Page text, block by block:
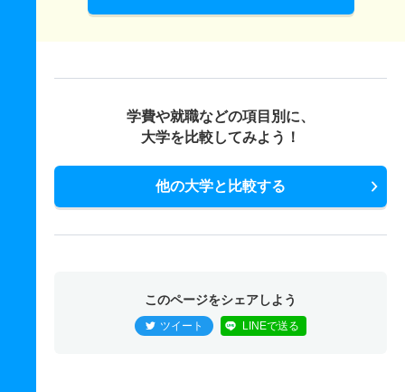
学費や就職などの項目別に、
大学を比較してみよう！
他の大学と比較する
このページをシェアしよう
ツイート LINEで送る